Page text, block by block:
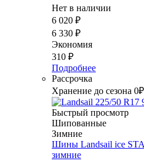
Нет в наличии
6 020 ₽
6 330 ₽
Экономия
310 ₽
Подробнее
Рассрочка
Хранение до сезона 0₽
Быстрый просмотр
Шипованные
Зимние
Шины Landsail ice
зимние